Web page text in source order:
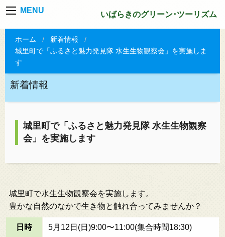
MENU いばらきのグリーン･ツーリズム
ホーム
新着情報
城里町で「ふるさと魅力発見隊 水生生物観察会」を実施しま
す
新着情報
城里町で「ふるさと魅力発見隊 水生生物観察
会」を実施します
城里町で水生生物観察会を実施します。
豊かな自然のなかで生き物と触れ合ってみませんか？
日時 5月12日(日)9:00〜11:00(集合時間18:30)